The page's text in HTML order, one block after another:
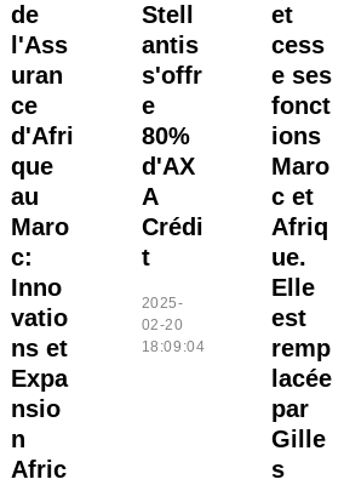
de
l'Ass
uran
ce
d'Afri
que
au
Maro
c:
Inno
vatio
ns et
Expa
nsio
n
Afric
Stell
antis
s'offr
e
80%
d'AX
A
Crédi
t
2025-
02-20
18:09:04
et
cess
e ses
fonct
ions
Maro
c et
Afriq
ue.
Elle
est
remp
lacée
par
Gille
s